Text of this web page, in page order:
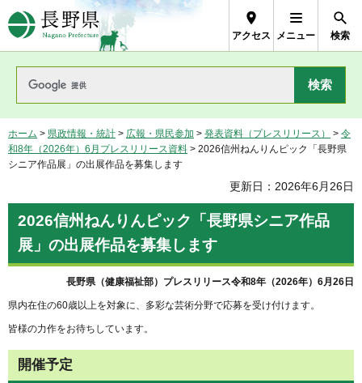
長野県Nagano Prefecture
アクセス メニュー 検索
ホーム > 県政情報・統計 > 広報・県民参加 > 発表資料（プレスリリース） > 令
和8年（2026年）6月プレスリリース資料 > 2026信州ねんりんピック「長野県
シニア作品展」の出展作品を募集します
更新日：2026年6月26日
2026信州ねんりんピック「長野県シニア作品
展」の出展作品を募集します
長野県（健康福祉部）プレスリリース令和8年（2026年）6月26日
県内在住の60歳以上を対象に、多彩な芸術分野で応募を受け付けます。
皆様の力作をお待ちしています。
開催予定